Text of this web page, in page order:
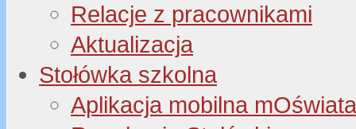
Relacje z pracownikami
Aktualizacja
Stołówka szkolna
Aplikacja mobilna